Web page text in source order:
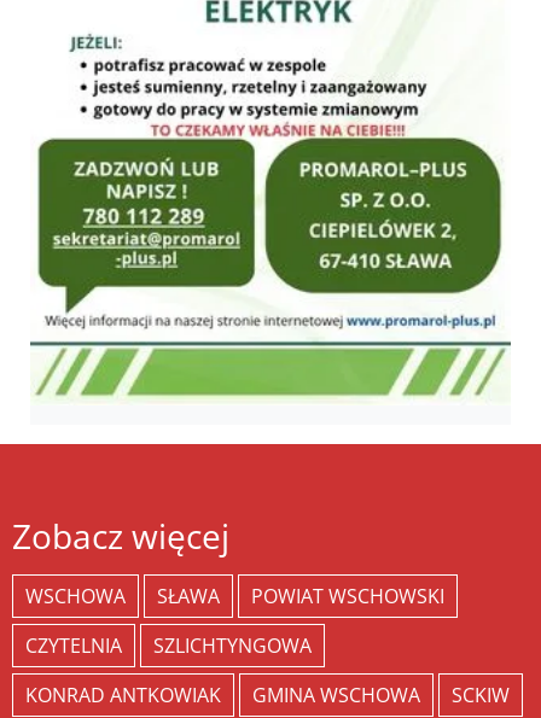
Zobacz więcej
WSCHOWA SŁAWA
POWIAT WSCHOWSKI
CZYTELNIA
SZLICHTYNGOWA
KONRAD ANTKOWIAK
GMINA WSCHOWA
SCKIW